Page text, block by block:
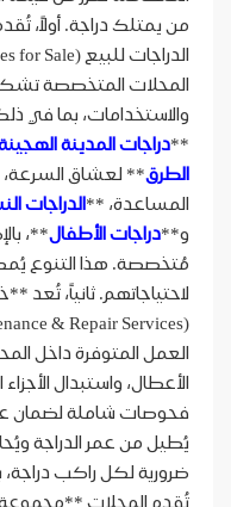
من يمتلك دراجة. أولاً،
المحلات المتخصصة
والاستخدامات، بما في
**دراجات المدينة
الطرق** لعشاق
المساعدة، **الدراجات
و**دراجات الأطفال**،
مُتخصصة. هذا التنوع يُمكن
لاحتياجاتهم. ثانياً، تُعد
العمل المتوفرة داخل
الأعطال، واستبدال
فحوصات شاملة لضمان
يُطيل من عمر الدراجة
ضرورية لكل راكب
تُقدم المحلات